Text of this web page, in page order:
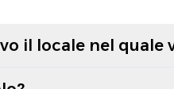
il locale nel quale